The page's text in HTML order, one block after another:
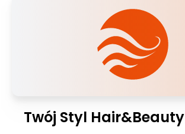
Twój Styl Hair&Beauty